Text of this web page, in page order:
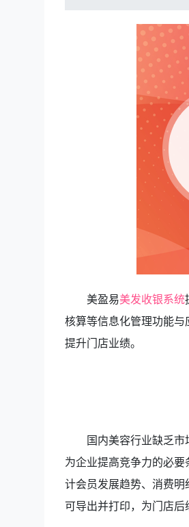
美盈易美发收银系统
核算等信息化管理功能与
提升门店业绩。
国内美容行业缺乏
为企业提高竞争力的必
计会员发展趋势、消费明
可导出并打印，为门店后